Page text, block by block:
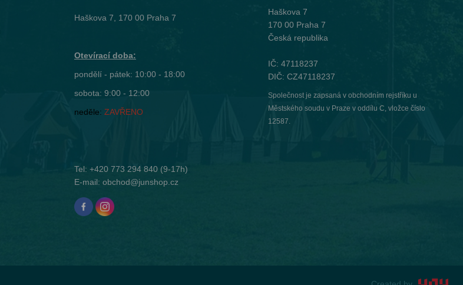
Haškova 7, 170 00 Praha 7
Otevírací doba:
pondělí - pátek: 10:00 - 18:00
sobota: 9:00 - 12:00
neděle: ZAVŘENO
Tel: +420 773 294 840(9-17h)
E-mail: obchod@junshop.cz
Haškova 7
170 00 Praha 7
Česká republika
IČ: 47118237
DIČ: CZ47118237
Společnost je zapsaná v obchodním rejstříku u
Městského soudu v Praze v oddílu C, vložce číslo
12587.